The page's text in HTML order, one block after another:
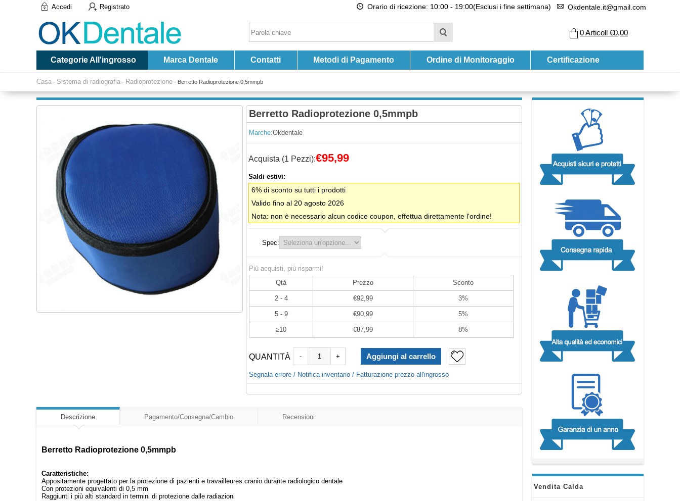
Accedi Registrato Orario di ricezione: 10:00 - 19:00(Esclusi i fine settimana) Okdentale.it@gmail.com
0Articoll €0,00
Categorie All'ingrosso Marca Dentale Contatti Metodi di Pagamento Ordine di Monitoraggio Certificazione
Casa - Sistema di radiografia - Radioprotezione - Berretto Radioprotezione 0,5mmpb
Vendita Calda
Berretto Radioprotezione 0,5mmpb
Marche:Okdentale
Acquista (1 Pezzi):€95,99
Saldi estivi:
6% di sconto su tutti i prodotti
Valido fino al 20 agosto 2026
Nota: non è necessario alcun codice coupon, effettua direttamente l'ordine!
Spec:
Più acquisti, più risparmi!
Qtà
Prezzo Sconto
2 - 4 €92,99 3%
5 - 9 €90,99 5%
≥10 €87,99 8%
QUANTITÀ - +
Segnala errore / Notifica inventario / Fatturazione prezzo all'ingrosso
Descrizione Pagamento/Consegna/Cambio Recensioni
Berretto Radioprotezione 0,5mmpb
Caratteristiche:
Appositamente progettato per la protezione di pazienti e travailleures cranio durante radiologico dentale
Con protezioni equivalenti di 0,5 mm
Raggiunti i più alti standard in termini di protezione dalle radiazioni